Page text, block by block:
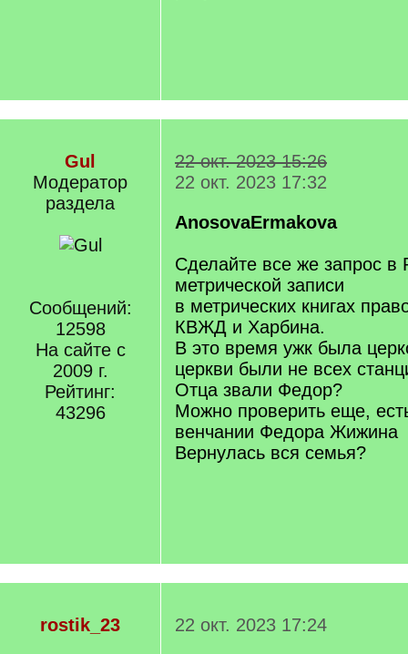
Gul
Модератор
раздела
Сообщений:
12598
На сайте с
2009 г.
Рейтинг:
43296
22 окт. 2023 15:26
22 окт. 2023 17:32
AnosovaErmakova
Сделайте все же запрос
метрической записи
в метрических книгах
КВЖД и Харбина.
В это время ужк была
церкви были не всех
Отца звали Федор?
Можно проверить еще,
венчании Федора Жижина
Вернулась вся семья?
rostik_23
22 окт. 2023 17:24